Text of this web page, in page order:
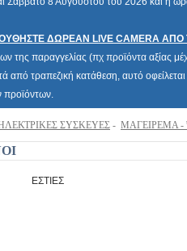
ΔΩΡΕΑΝ LIVE CAMERA
της παραγγελίας (πχ προϊόντα αξίας
από τραπεζική κατάθεση, αυτό
προϊόντων.
ΣΥΣΚΕΥΕΣ - ΜΑΓΕΙΡΕΜΑ -
ΕΣΤΙΕΣ